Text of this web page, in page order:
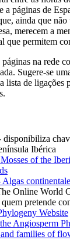
a páginas de
ainda que
merecem a
que permitem
na rede
Sugere-se
lista de ligações
disponibiliza
Ibérica
of the
Online World
quem pretende
Website
Angiosperm
families of